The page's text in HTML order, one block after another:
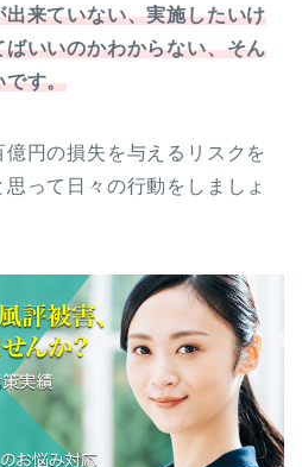
出来ていない、実施したいけ
いいのかわからない、そん
です。
円の損失を与えるリスクを
って日々の行動をしましょ